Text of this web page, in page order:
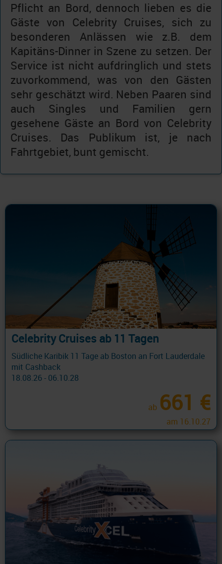
Pflicht an Bord, dennoch lieben es die
Gäste von Celebrity Cruises, sich zu
besonderen Anlässen wie z.B. dem
Kapitäns-Dinner in Szene zu setzen. Der
Service ist nicht aufdringlich und stets
zuvorkommend, was von den Gästen
sehr geschätzt wird. Neben Paaren sind
auch Singles und Familien gern
gesehene Gäste an Bord von Celebrity
Cruises. Das Publikum ist, je nach
Fahrtgebiet, bunt gemischt.
Celebrity Cruises ab 11 Tagen
Südliche Karibik 11 Tage ab Boston an Fort Lauderdale
mit Cashback
18.08.26 - 06.10.28
ab 661 €
am 16.10.27